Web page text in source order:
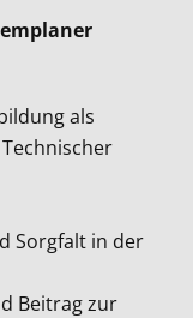
als
Sorgfalt in der
Beitrag zur